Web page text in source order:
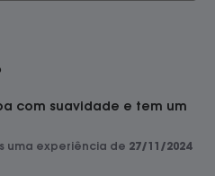
com suavidade e tem um
uma experiência de 27/11/2024